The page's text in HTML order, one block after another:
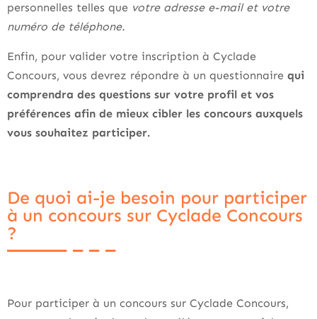
personnelles telles que votre adresse e-mail et votre
numéro de téléphone.
Enfin, pour valider votre inscription à Cyclade
Concours, vous devrez répondre à un questionnaire qui
comprendra des questions sur votre profil et vos
préférences afin de mieux cibler les concours auxquels
vous souhaitez participer.
De quoi ai-je besoin pour participer
à un concours sur Cyclade Concours
?
Pour participer à un concours sur Cyclade Concours,